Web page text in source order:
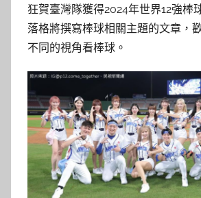
狂賀臺灣隊獲得2024年世界12強棒
落格將撰寫棒球相關主題的文章，
不同的視角看棒球。